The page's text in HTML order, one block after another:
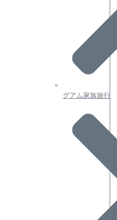
グアム家族旅行